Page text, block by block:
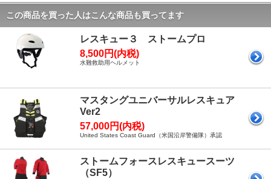
この商品を買った人はこんな商品も買ってます
レスキュー３ ストームプロ
8,500円(内税)
水難救助用ヘルメット
マスタングユニバーサルレスキュア
Ver2
57,000円(内税)
United States Coast Guard（米国沿岸警備隊）承認
ストームフォースレスキュースーツ
（SF5）